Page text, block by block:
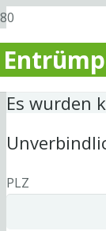
Es wurden
PLZ